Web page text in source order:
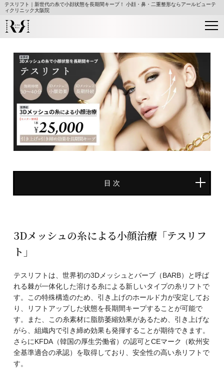
テスリフト｜新世代の糸で小顔状態を長期間キープ！ 小顔・鼻・二重整形ならアールビューテ
ィクリニック大阪院
⽬ 次
3Dメッシュの糸による小顔治療「テスリフ
ト」
テスリフトは、世界初の3Dメッシュとバーブ（BARB）と呼ば
れる棘が一体化した溶ける糸による新しいタイプの糸リフトで
す。この特殊構造のため、引き上げのホールド力が安定してお
り、リフトアップした状態を長期間キープすることが可能で
す。また、この糸素材に脂肪萎縮効果があるため、引き上げな
がら、組織内で引き締め効果も発揮することが期待できます。
さらにKFDA（韓国の厚生労働省）の認可とCEマーク（欧州安
全基準適合の承認）を取得しており、安全性の高い糸リフトで
す。